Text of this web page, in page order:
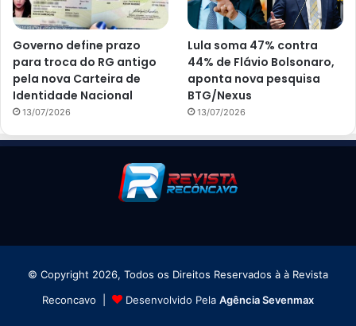
Governo define prazo
para troca do RG antigo
pela nova Carteira de
Identidade Nacional
13/07/2026
Lula soma 47% contra
44% de Flávio Bolsonaro,
aponta nova pesquisa
BTG/Nexus
13/07/2026
© Copyright 2026, Todos os Direitos Reservados à à Revista
Reconcavo |
Desenvolvido Pela Agência Sevenmax